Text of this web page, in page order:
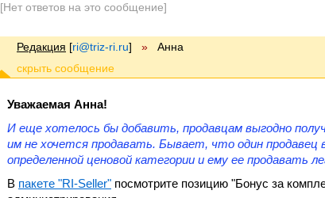
[Нет ответов на это сообщение]
Редакция [ri@triz-ri.ru] » Анна
Уважаемая Анна!
И еще хотелось бы добавить, продавцам выгодно
им не хочется продавать. Бывает, что один продавец
определенной ценовой категории и ему ее продавать
В пакете "RI-Seller" посмотрите позицию "Бонус за